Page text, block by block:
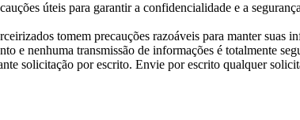
úteis para garantir a confidencialidade e a
tomem precauções razoáveis para manter suas
e nenhuma transmissão de informações é totalmente
solicitação por escrito. Envie por escrito qualquer